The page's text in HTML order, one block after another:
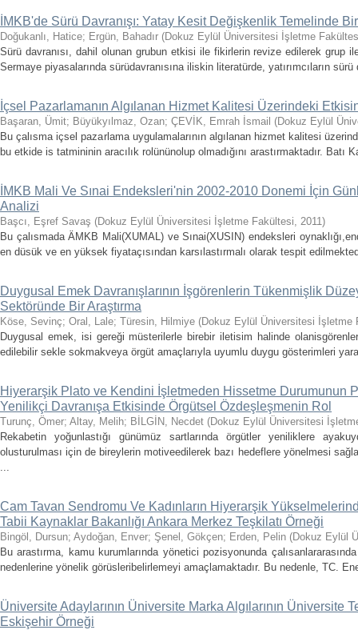
İMKB'de Sürü Davranışı: Yatay Kesit Değişkenlik Temelinde
Doğukanlı, Hatice; Ergün, Bahadır (Dokuz Eylül Üniversitesi İşletme
Sürü davranısı, dahil olunan grubun etkisi ile fikirlerin revize edilerek grup
Sermaye piyasalarında sürüdavranısına iliskin literatürde, yatırımcıların
İçsel Pazarlamanın Algılanan Hizmet Kalitesi Üzerindeki
Başaran, Ümit; Büyükyılmaz, Ozan; ÇEVİK, Emrah İsmail (Dokuz Eylül
Bu çalısma içsel pazarlama uygulamalarının algılanan hizmet kalitesi
bu etkide is tatmininin aracılık rolününolup olmadığını arastırmaktadır. Batı
İMKB Mali Ve Sınai Endeksleri'nin 2002-2010 Donemi İçin
Analizi
Başcı, Eşref Savaş (Dokuz Eylül Üniversitesi İşletme Fakültesi, 2011)
Bu çalısmada ÄMKB Mali(XUMAL) ve Sınai(XUSIN) endeksleri
en düsük ve en yüksek fiyataçısından karsılastırmalı olarak tespit
Duygusal Emek Davranışlarının İşgörenlerin Tükenmişlik
Sektöründe Bir Araştırma
Köse, Sevinç; Oral, Lale; Türesin, Hilmiye (Dokuz Eylül Üniversitesi İşletme
Duygusal emek, isi gereği müsterilerle birebir iletisim halinde
edilebilir sekle sokmakveya örgüt amaçlarıyla uyumlu duygu gösterimleri
Hiyerarşik Plato ve Kendini İşletmeden Hissetme Durumunun
Yenilikçi Davranışa Etkisinde Örgütsel Özdeşleşmenin Rol
Turunç, Ömer; Altay, Melih; BİLGİN, Necdet (Dokuz Eylül Üniversitesi
Rekabetin yoğunlastığı günümüz sartlarında örgütler yeniliklere
olusturulması için de bireylerin motiveedilerek bazı hedeflere yönelmesi
...
Cam Tavan Sendromu Ve Kadınların Hiyerarşik
Tabii Kaynaklar Bakanlığı Ankara Merkez Teşkilatı Örneği
Bingöl, Dursun; Aydoğan, Enver; Şenel, Gökçen; Erden, Pelin (Dokuz Eylül
Bu arastırma, kamu kurumlarında yönetici pozisyonunda
nedenlerine yönelik görüsleribelirlemeyi amaçlamaktadır. Bu nedenle, TC.
Üniversite Adaylarının Üniversite Marka Algılarının Üniversite
Eskişehir Örneği